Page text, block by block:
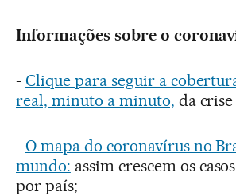
Informações sobre o
- Clique para seguir a
real, minuto a minuto, da
- O mapa do coronavírus no
mundo: assim crescem os
por país;